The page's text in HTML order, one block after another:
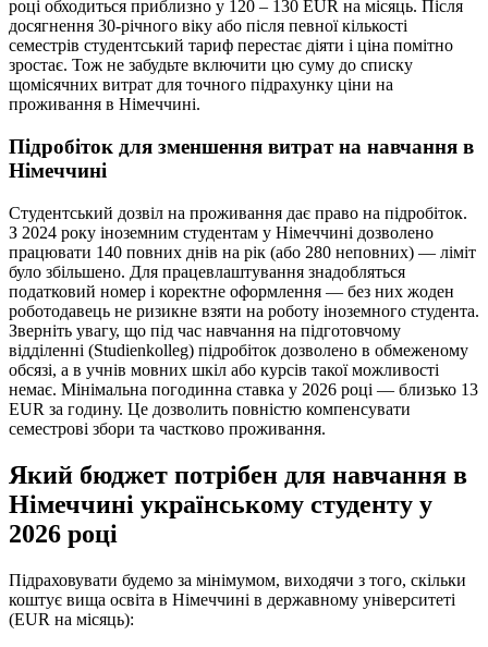
році обходиться приблизно у 120 – 130 EUR на місяць. Після
досягнення 30-річного віку або після певної кількості
семестрів студентський тариф перестає діяти і ціна помітно
зростає. Тож не забудьте включити цю суму до списку
щомісячних витрат для точного підрахунку ціни на
проживання в Німеччині.
Підробіток для зменшення витрат на навчання в
Німеччині
Студентський дозвіл на проживання дає право на підробіток.
З 2024 року іноземним студентам у Німеччині дозволено
працювати 140 повних днів на рік (або 280 неповних) — ліміт
було збільшено. Для працевлаштування знадобляться
податковий номер і коректне оформлення — без них жоден
роботодавець не ризикне взяти на роботу іноземного студента.
Зверніть увагу, що під час навчання на підготовчому
відділенні (Studienkolleg) підробіток дозволено в обмеженому
обсязі, а в учнів мовних шкіл або курсів такої можливості
немає. Мінімальна погодинна ставка у 2026 році — близько 13
EUR за годину. Це дозволить повністю компенсувати
семестрові збори та частково проживання.
Який бюджет потрібен для навчання в
Німеччині українському студенту у
2026 році
Підраховувати будемо за мінімумом, виходячи з того, скільки
коштує вища освіта в Німеччині в державному університеті
(EUR на місяць):